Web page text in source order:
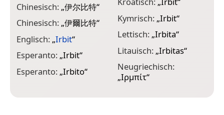
Chinesisch: „伊尔比特“
Chinesisch: „伊爾比特“
Englisch: „Irbit“
Esperanto: „Irbit“
Esperanto: „Irbito“
Kymrisch: „Irbit“
Lettisch: „Irbita“
Litauisch: „Irbitas“
Neugriechisch:
„Ιρμπίτ“